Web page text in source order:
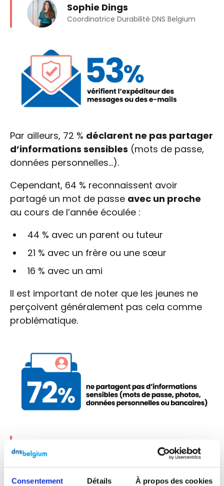
Consentement Détails À propos des cookies
Sophie Dings
Coordinatrice Durabilité DNS Belgium
Par ailleurs, 72 % déclarent ne pas partager
d’informations sensibles (mots de passe,
données personnelles…).
Cependant, 64 % reconnaissent avoir
partagé un mot de passe avec un proche
au cours de l’année écoulée :
44 % avec un parent ou tuteur
21 % avec un frère ou une sœur
16 % avec un ami
Il est important de noter que les jeunes ne
perçoivent généralement pas cela comme
problématique.
« Mon mot de passe est super
secret, je ne le dis à personne. Si
quelqu’un me le demande, je donne